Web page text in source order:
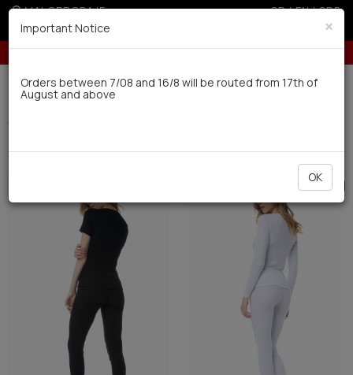
MALOPRODAJE GR|EN|SRB
Besplatna dostava za porudžbine preko 4.000 dinara
Dostava u roku od 10 radnih dana
Thermal
Filter
SORTIRATI
×
Important Notice
Orders between 7/08 and 16/8 will be routed from 17th of
August and above
OK